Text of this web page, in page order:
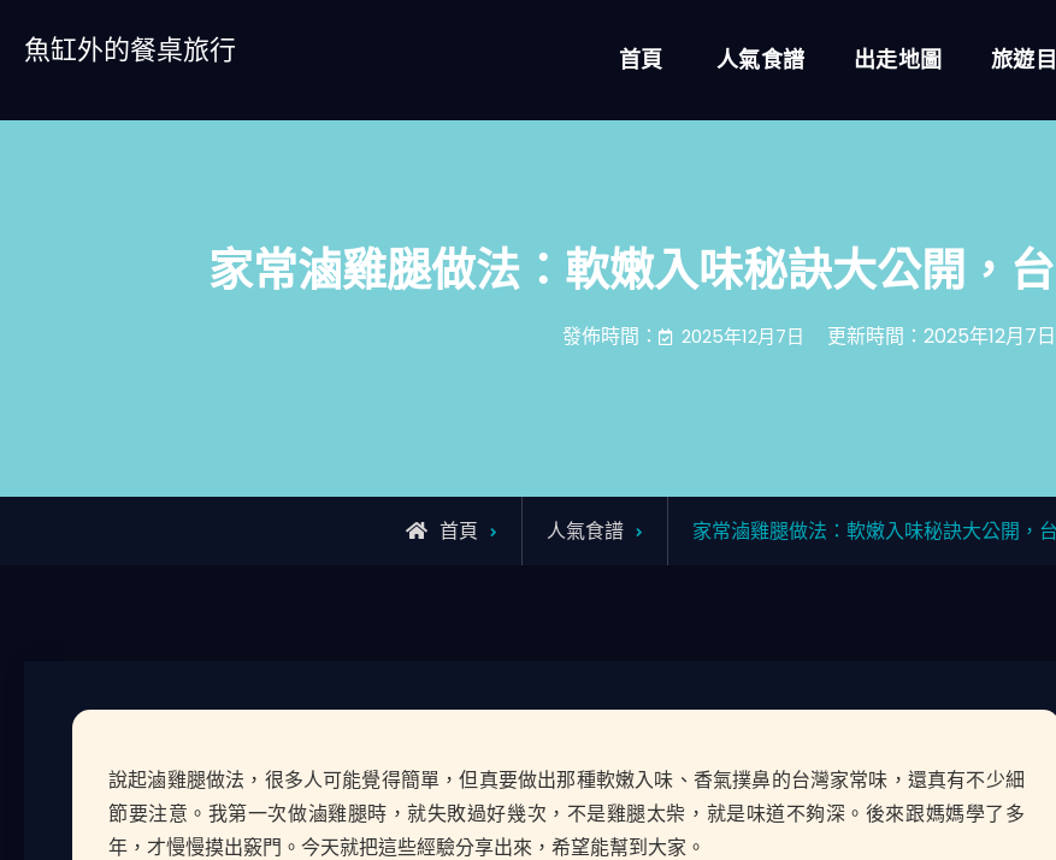
魚缸外的餐桌旅行 首頁 人氣食譜 出走地圖 旅遊
家常滷雞腿做法：軟嫩入味秘訣大公開，
發佈時間： 2025年12月7日 更新時間：2025年12月7日
首頁 人氣食譜 家常滷雞腿做法：軟嫩入味秘訣大公開，
說起滷雞腿做法，很多人可能覺得簡單，但真要做出那種軟嫩入味、香氣撲鼻的台灣家常味，還真有不少細
節要注意。我第一次做滷雞腿時，就失敗過好幾次，不是雞腿太柴，就是味道不夠深。後來跟媽媽學了多
年，才慢慢摸出竅門。今天就把這些經驗分享出來，希望能幫到大家。